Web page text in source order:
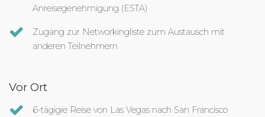
Anreisegenehmigung (ESTA)
Zugang zur Networkingliste zum Austausch mit
anderen Teilnehmern
Vor Ort
6-tägigie Reise von Las Vegas nach San Francisco